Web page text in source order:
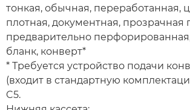
тонкая, обычная, переработанная,
плотная, документная, прозрачная
предварительно
бланк, конверт*
* Требуется устройство подачи
(входит в стандартную
C5.